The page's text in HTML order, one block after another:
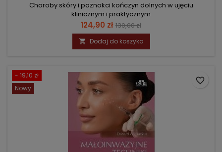
Choroby skóry i paznokci kończyn dolnych w ujęciu
klinicznym i praktycznym
Cena
124,90 zł Cena
podstawowa
130,00 zł
 Dodaj do koszyka
- 19,10 zł
Nowy
favorite_border